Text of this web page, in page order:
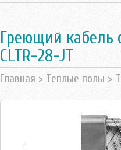
Греющий кабель
СLTR-28-JT
Главная > Теплые полы >